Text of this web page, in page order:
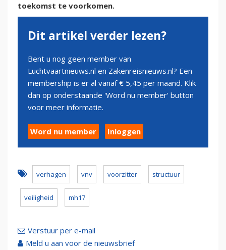
toekomst te voorkomen.
Dit artikel verder lezen?
Bent u nog geen member van
Luchtvaartnieuws.nl en Zakenreisnieuws.nl? Een
membership is er al vanaf € 5,45 per maand. Klik
dan op onderstaande 'Word nu member' button
voor meer informatie.
Word nu member Inloggen
verhagen vnv voorzitter structuur
veiligheid mh17
Verstuur per e-mail
Meld u aan voor de nieuwsbrief